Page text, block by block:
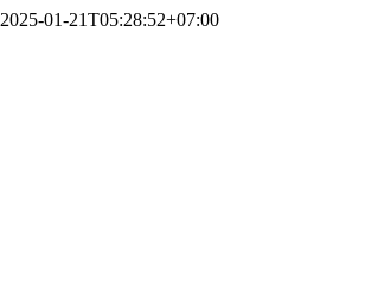
2025-01-21T05:28:52+07:00